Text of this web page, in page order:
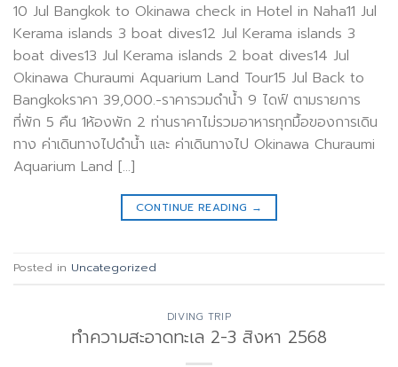
10 Jul Bangkok to Okinawa check in Hotel in Naha11 Jul
Kerama islands 3 boat dives12 Jul Kerama islands 3
boat dives13 Jul Kerama islands 2 boat dives14 Jul
Okinawa Churaumi Aquarium Land Tour15 Jul Back to
Bangkokราคา 39,000.-ราคารวมดำน้ำ 9 ไดฟ์ ตามรายการ
ที่พัก 5 คืน 1ห้องพัก 2 ท่านราคาไม่รวมอาหารทุกมื้อของการเดิน
ทาง ค่าเดินทางไปดำน้ำ และ ค่าเดินทางไป Okinawa Churaumi
Aquarium Land […]
CONTINUE READING →
Posted in Uncategorized
DIVING TRIP
ทำความสะอาดทะเล 2-3 สิงหา 2568